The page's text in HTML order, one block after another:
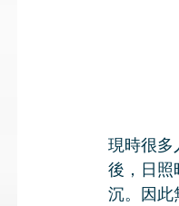
現時很多
後，日照
沉。因此